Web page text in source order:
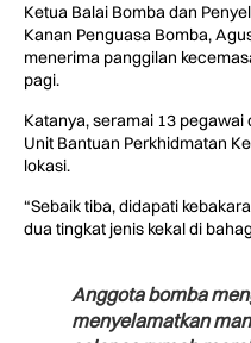
Ketua Balai Bomba dan
Kanan Penguasa Bomba,
menerima panggilan
pagi.
Katanya, seramai 13
Unit Bantuan Perkhidmatan
lokasi.
“Sebaik tiba, didapati
dua tingkat jenis kekal di
Anggota bomba
menyelamatkan